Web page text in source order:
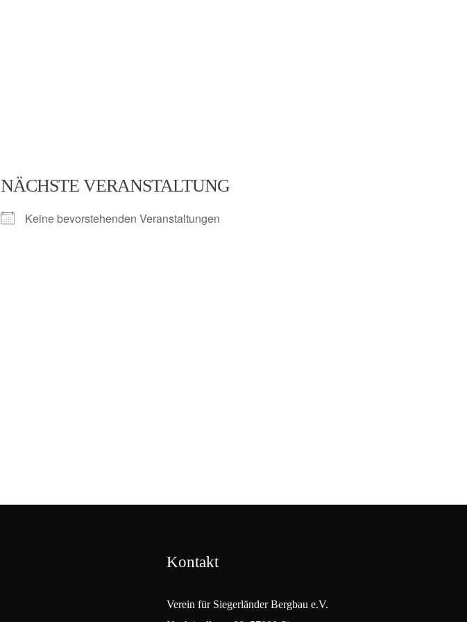
NÄCHSTE VERANSTALTUNG
Keine bevorstehenden Veranstaltungen
Kontakt
Verein für Siegerländer Bergbau e.V.